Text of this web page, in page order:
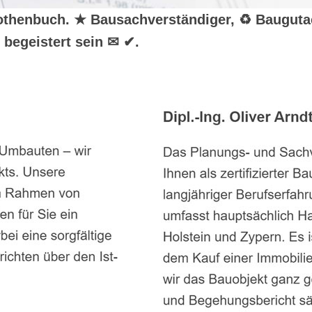
★ Bausachverständiger, ♻
begeistert sein ✉ ✔.